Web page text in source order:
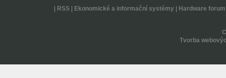
RSS| Ekonomické a informační systémy| Hardware forum
Tvorba